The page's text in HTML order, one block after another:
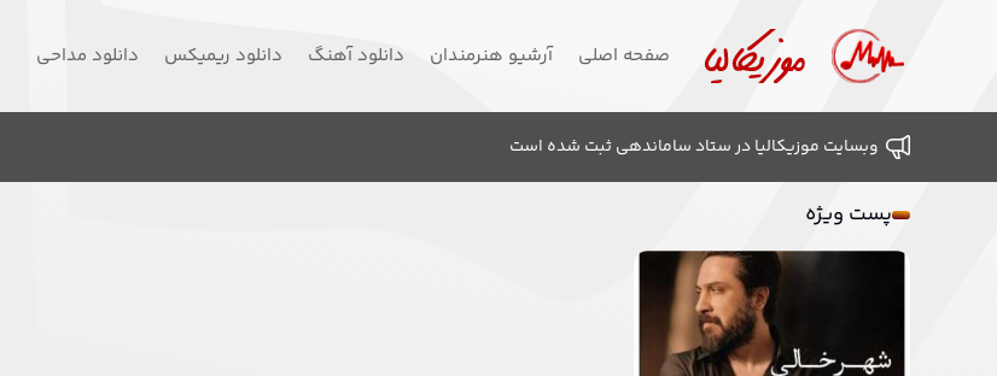
صفحه اصلی آرشیو هنرمندان دانلود آهنگ دانلود ریمیکس دانلود مداحی
وبسایت موزیکالیا در ستاد ساماندهی ثبت شده است
پست ویژه